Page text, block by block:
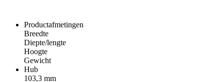
Productafmetingen
Breedte
Diepte/lengte
Hoogte
Gewicht
Hub
103,3 mm